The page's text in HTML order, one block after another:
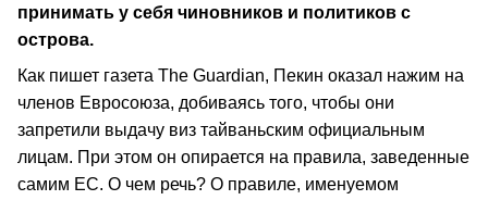
принимать у себя чиновников и политиков с
острова.
Как пишет газета The Guardian, Пекин оказал нажим на
членов Евросоюза, добиваясь того, чтобы они
запретили выдачу виз тайваньским официальным
лицам. При этом он опирается на правила, заведенные
самим ЕС. О чем речь? О правиле, именуемом